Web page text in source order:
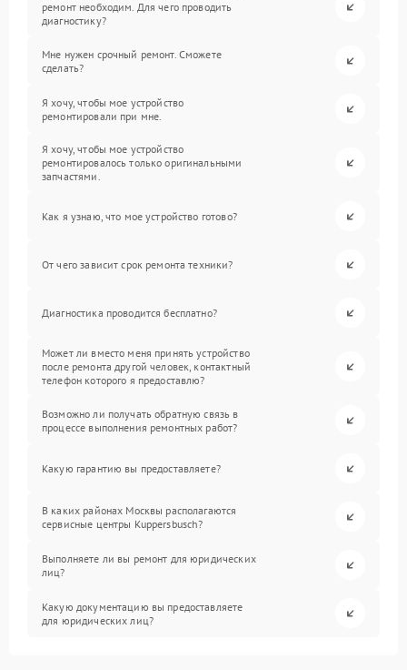
ремонт необходим. Для чего проводить
диагностику?
Мне нужен срочный ремонт. Сможете
сделать?
Я хочу, чтобы мое устройство
ремонтировали при мне.
Я хочу, чтобы мое устройство
ремонтировалось только оригинальными
запчастями.
Как я узнаю, что мое устройство готово?
От чего зависит срок ремонта техники?
Диагностика проводится бесплатно?
Может ли вместо меня принять устройство
после ремонта другой человек, контактный
телефон которого я предоставлю?
Возможно ли получать обратную связь в
процессе выполнения ремонтных работ?
Какую гарантию вы предоставляете?
В каких районах Москвы располагаются
сервисные центры Kuppersbusch?
Выполняете ли вы ремонт для юридических
лиц?
Какую документацию вы предоставляете
для юридических лиц?